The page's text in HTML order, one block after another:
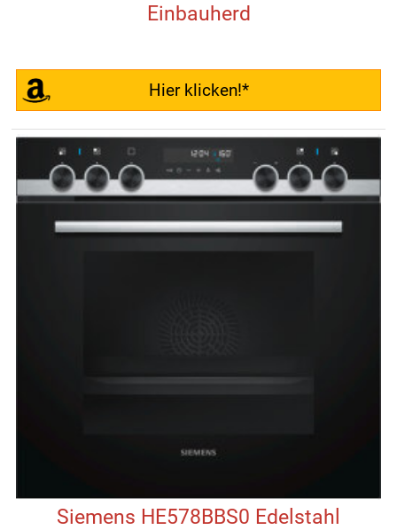
Einbauherd
Hier klicken!*
Siemens HE578BBS0 Edelstahl